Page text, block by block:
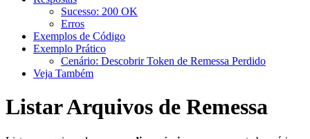
Sucesso: 200 OK
Erros
Exemplos de Código
Exemplo Prático
Cenário: Descobrir Token de Remessa Perdido
Veja Também
Listar Arquivos de Remessa